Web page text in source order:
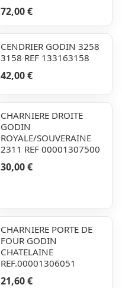
72,00 €
CENDRIER GODIN 3258
3158 REF 133163158
42,00 €
CHARNIERE DROITE
GODIN
ROYALE/SOUVERAINE
2311 REF 00001307500
30,00 €
CHARNIERE PORTE DE
FOUR GODIN
CHATELAINE
REF.00001306051
21,60 €